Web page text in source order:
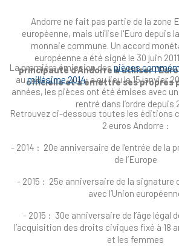
Andorre ne fait pas partie de la zone
européenne, mais utilise l'Euro depuis
monnaie commune. Un accord
européenne a été signé le 30 juin
principauté d’Andorre à utiliser
officielle et à émettre ses propres
La première émission despièces
aumillésime 2014, a eu lieu le 15 janvier
années, les pièces ont été émises avec
rentré dans l’ordre depuis
Retrouvez ci-dessous toutes les éditions
2 euros Andorre :
- 2014 : 20e anniversaire de l’entrée de la
de l’Europe
- 2015 : 25e anniversaire de la signature
avec l’Union
- 2015 : 30e anniversaire de l’âge légal
l’acquisition des droits civiques fixé à 18
et les femmes